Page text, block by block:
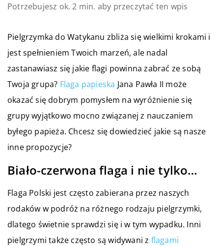
Potrzebujesz ok. 2 min. aby przeczytać ten wpis
Pielgrzymka do Watykanu zbliża się wielkimi krokami i
jest spełnieniem Twoich marzeń, ale nadal
zastanawiasz się jakie flagi powinna zabrać ze sobą
Twoja grupa? Flaga papieska Jana Pawła II może
okazać się dobrym pomysłem na wyróżnienie się
grupy wyjątkowo mocno związanej z nauczaniem
byłego papieża. Chcesz się dowiedzieć jakie są nasze
inne propozycje?
Biało-czerwona flaga i nie tylko…
Flaga Polski jest często zabierana przez naszych
rodaków w podróż na różnego rodzaju pielgrzymki,
dlatego świetnie sprawdzi się i w tym wypadku. Inni
pielgrzymi także często są widywani z flagami